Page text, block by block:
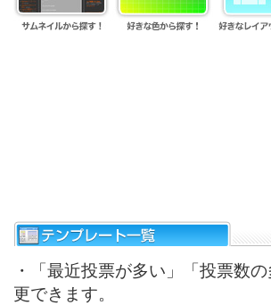
・「最近投票が多い」「投票数
更できます。